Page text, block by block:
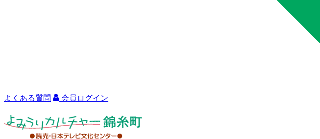
よくある質問 会員ログイン